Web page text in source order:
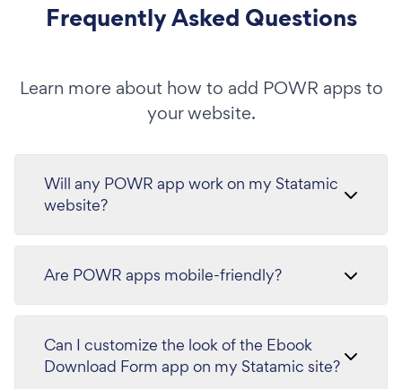
Frequently Asked Questions
Learn more about how to add POWR apps to
your website.
Will any POWR app work on my Statamic
website?
Are POWR apps mobile-friendly?
Can I customize the look of the Ebook
Download Form app on my Statamic site?